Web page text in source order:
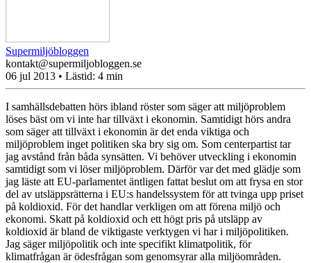
Supermiljöbloggen
kontakt@supermiljobloggen.se
06 jul 2013 • Lästid: 4 min
I samhällsdebatten hörs ibland röster som säger att miljöproblem
löses bäst om vi inte har tillväxt i ekonomin. Samtidigt hörs andra
som säger att tillväxt i ekonomin är det enda viktiga och
miljöproblem inget politiken ska bry sig om. Som centerpartist tar
jag avstånd från båda synsätten. Vi behöver utveckling i ekonomin
samtidigt som vi löser miljöproblem. Därför var det med glädje som
jag läste att EU-parlamentet äntligen fattat beslut om att frysa en stor
del av utsläppsrätterna i EU:s handelssystem för att tvinga upp priset
på koldioxid. För det handlar verkligen om att förena miljö och
ekonomi. Skatt på koldioxid och ett högt pris på utsläpp av
koldioxid är bland de viktigaste verktygen vi har i miljöpolitiken.
Jag säger miljöpolitik och inte specifikt klimatpolitik, för
klimatfrågan är ödesfrågan som genomsyrar alla miljöområden.